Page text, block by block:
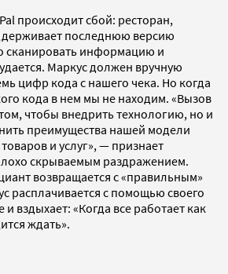
происходит сбой: ресторан,
последнюю версию
сканировать информацию и
Маркус должен вручную
цифр кода с нашего чека. Но когда
кода в нем мы не находим. «Вызов
чтобы внедрить технологию, но и
преимущества нашей модели
и услуг», — признает
скрываемым раздражением.
возвращается с «правильным»
расплачивается с помощью своего
вздыхает: «Когда все работает как
ждать».